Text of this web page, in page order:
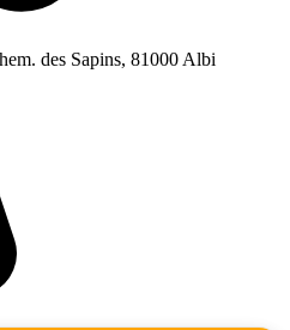
des Sapins, 81000 Albi